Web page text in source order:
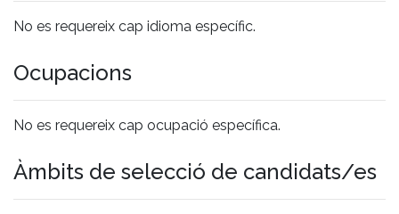
No es requereix cap idioma específic.
Ocupacions
No es requereix cap ocupació específica.
Àmbits de selecció de candidats/es